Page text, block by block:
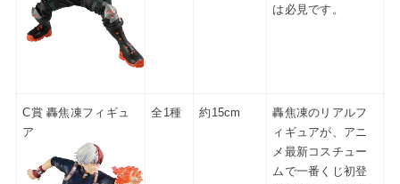
は必見です。
C賞 轟焦凍フィギュ
ア
全1種 約15cm
轟焦凍のリアルフ
ィギュアが、アニ
メ最新コスチュー
ムで一番くじ初登